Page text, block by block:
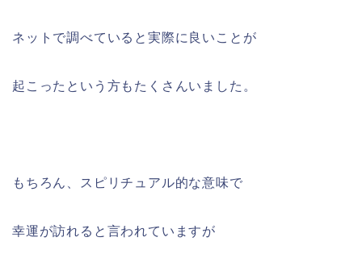
ネットで調べていると実際に良いことが
起こったという方もたくさんいました。
もちろん、スピリチュアル的な意味で
幸運が訪れると言われていますが